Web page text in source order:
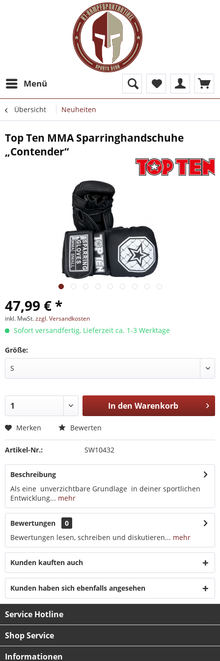
Menü
Übersicht Neuheiten
Top Ten MMA Sparringhandschuhe
„Contender“
47,99 € *
inkl. MwSt.zzgl. Versandkosten
Sofort versandfertig, Lieferzeit ca. 1-3 Werktage
Größe:
In den Warenkorb
Merken Bewerten
Artikel-Nr.: SW10432
Beschreibung
Als eine unverzichtbare Grundlage in deiner sportlichen
Entwicklung... mehr
Bewertungen
0
Bewertungen lesen, schreiben und diskutieren... mehr
Kunden kauften auch
Kunden haben sich ebenfalls angesehen
Service Hotline
Shop Service
Informationen